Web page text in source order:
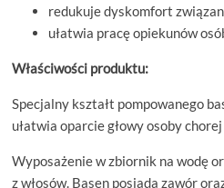
redukuje dyskomfort
ułatwia pracę opiekunów
Właściwości produktu:
Specjalny kształt pompowanego
ułatwia oparcie głowy osoby
Wyposażenie w zbiornik na wodę
z włosów. Basen posiada zawór